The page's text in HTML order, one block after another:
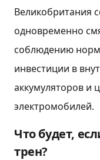
Великобритания
одновременно
соблюдению
инвестиции в
аккумуляторов и
электромобилей.
Что будет,
трен?